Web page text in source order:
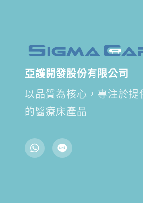
亞護開發股份有限公司
以品質為核心，專注於提
的醫療床產品